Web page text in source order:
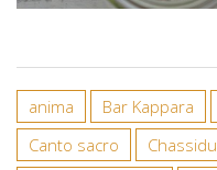
anima Bar Kappara
Canto sacro